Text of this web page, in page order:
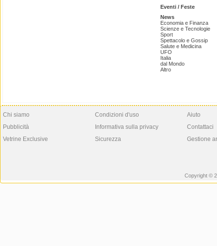
Eventi / Feste
News
Economia e Finanza
Scienze e Tecnologie
Sport
Spettacolo e Gossip
Salute e Medicina
UFO
Italia
dal Mondo
Altro
Chi siamo
Pubblicità
Vetrine Exclusive
Condizioni d'uso
Informativa sulla privacy
Sicurezza
Aiuto
Contattaci
Gestione
Copyright ©